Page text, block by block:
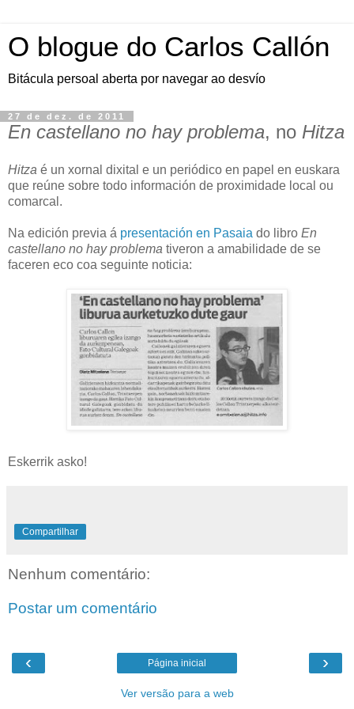
O blogue do Carlos Callón
Bitácula persoal aberta por navegar ao desvío
27 de dez. de 2011
En castellano no hay problema, no Hitza
Hitza é un xornal dixital e un periódico en papel en euskara
que reúne sobre todo información de proximidade local ou
comarcal.
Na edición previa á presentación en Pasaia do libro En
castellano no hay problema tiveron a amabilidade de se
faceren eco coa seguinte noticia:
Eskerrik asko!
Compartilhar
Nenhum comentário:
Postar um comentário
‹ ›
Página inicial
Ver versão para a web